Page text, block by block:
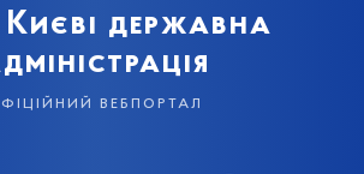
Києві державна
вебпортал